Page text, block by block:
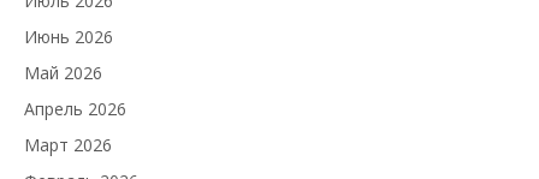
Июнь 2026
Май 2026
Апрель 2026
Март 2026